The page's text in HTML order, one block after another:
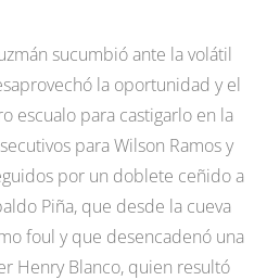
sucumbió ante la volátil
la oportunidad y el
escualo para castigarlo en la
para Wilson Ramos y
por un doblete ceñido a
Piña, que desde la cueva
foul y que desencadenó una
Henry Blanco, quien resultó